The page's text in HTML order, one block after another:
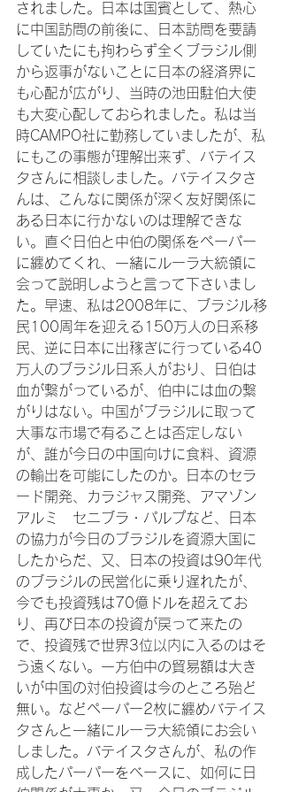
されました。日本は国賓として、熱心
に中国訪問の前後に、日本訪問を要請
していたにも拘わらず全くブラジル側
から返事がないことに日本の経済界に
も心配が広がり、当時の池田駐伯大使
も大変心配しておられました。私は当
時CAMPO社に勤務していましたが、私
にもこの事態が理解出来ず、バテイス
タさんに相談しました。バテイスタさ
んは、こんなに関係が深く友好関係に
ある日本に行かないのは理解できな
い。直ぐ日伯と中伯の関係をペーパー
に纏めてくれ、一緒にルーラ大統領に
会って説明しようと言って下さいまし
た。早速、私は2008年に、ブラジル移
民100周年を迎える150万人の日系移
民、逆に日本に出稼ぎに行っている40
万人のブラジル日系人がおり、日伯は
血が繋がっているが、伯中には血の繋
がりはない。中国がブラジルに取って
大事な市場で有ることは否定しない
が、誰が今日の中国向けに食料、資源
の輸出を可能にしたのか。日本のセラ
ード開発、カラジャス開発、アマゾン
アルミ　セニブラ・パルプなど、日本
の協力が今日のブラジルを資源大国に
したからだ、又、日本の投資は90年代
のブラジルの民営化に乗り遅れたが、
今でも投資残は70億ドルを超えてお
り、再び日本の投資が戻って来たの
で、投資残で世界3位以内に入るのはそ
う遠くない。一方伯中の貿易額は大き
いが中国の対伯投資は今のところ殆ど
無い。などペーパー2枚に纏めバテイス
タさんと一緒にルーラ大統領にお会い
しました。バテイスタさんが、私の作
成したパーパーをベースに、如何に日